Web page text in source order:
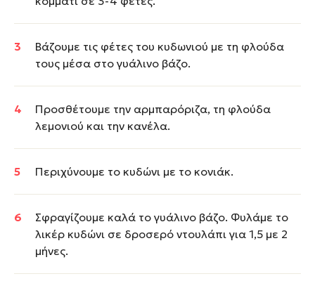
Βάζουμε τις φέτες του κυδωνιού με τη φλούδα
τους μέσα στο γυάλινο βάζο.
Προσθέτουμε την αρμπαρόριζα, τη φλούδα
λεμονιού και την κανέλα.
Περιχύνουμε το κυδώνι με το κονιάκ.
Σφραγίζουμε καλά το γυάλινο βάζο. Φυλάμε το
λικέρ κυδώνι σε δροσερό ντουλάπι για 1,5 με 2
μήνες.